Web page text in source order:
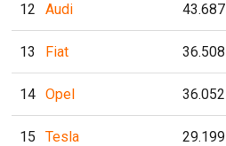
12 Audi 43.687
13 Fiat 36.508
14 Opel 36.052
15 Tesla 29.199